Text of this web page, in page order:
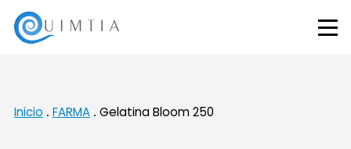
Inicio FARMA Gelatina Bloom 250